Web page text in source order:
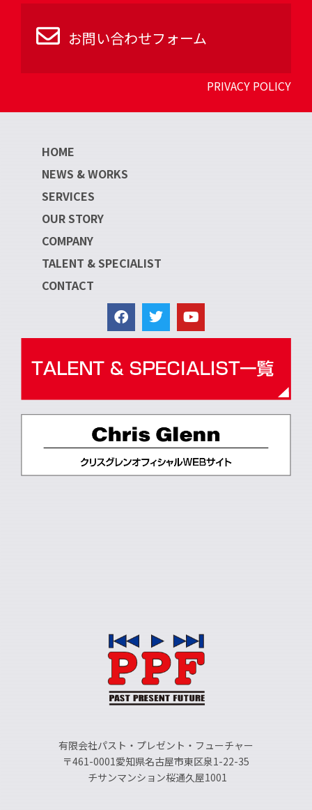
お問い合わせフォーム
PRIVACY POLICY
HOME
NEWS & WORKS
SERVICES
OUR STORY
COMPANY
TALENT & SPECIALIST
CONTACT
有限会社パスト・プレゼント・フューチャー
〒461-0001愛知県名古屋市東区泉1-22-35
チサンマンション桜通久屋1001